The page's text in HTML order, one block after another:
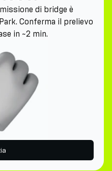
di bridge è
Conferma il prelievo
in ~2 min.